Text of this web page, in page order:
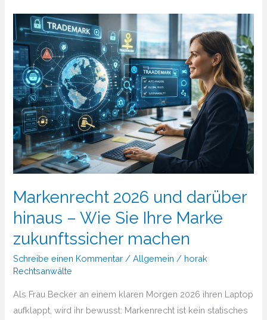
Markenrecht 2026 und darüber
hinaus – Wie Sie Ihre Marke
zukunftssicher machen
Schreibe einen Kommentar /Allgemein / horak
Rechtsanwälte
Als Frau Becker an einem klaren Morgen 2026 ihren Laptop
aufklappt, wird ihr bewusst: Markenrecht ist kein statisches